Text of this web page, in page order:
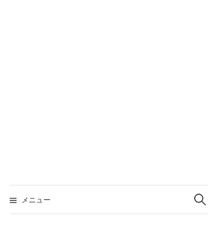
メニュー
検
索: